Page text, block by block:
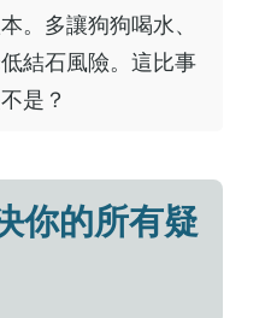
。多讓狗狗喝水、
結石風險。這比事
是？
你的所有疑